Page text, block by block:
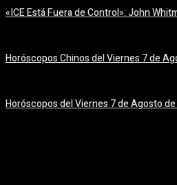
«ICE Está Fuera de Control»: John
Horóscopos Chinos del Viernes 7 de
Horóscopos del Viernes 7 de Agosto